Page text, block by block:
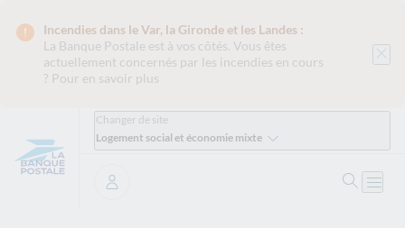
Incendies dans le Var, la Gironde et les Landes :
La Banque Postale est à vos côtés. Vous êtes
actuellement concernés par les incendies en cours
? Pour en savoir plus
Changer de site
Logement social et économie mixte
Se connecter